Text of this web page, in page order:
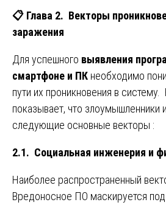
📋 Глава 2. Векторы
заражения
Для успешного выявления
смартфоне и ПК необходимо
пути их проникновения в
показывает, что злоумышленники
следующие основные векторы :
2.1. Социальная инженерия и
Наиболее распространенный
Вредоносное ПО маскируется